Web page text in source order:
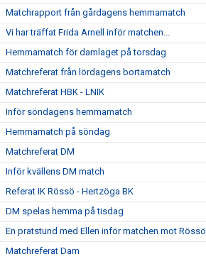
Matchrapport från gårdagens hemmamatch
Vi har träffat Frida Arnell inför matchen...
Hemmamatch för damlaget på torsdag
Matchreferat från lördagens bortamatch
Matchreferat HBK - LNIK
Inför söndagens hemmamatch
Hemmamatch på söndag
Matchreferat DM
Inför kvällens DM match
Referat IK Rössö - Hertzöga BK
DM spelas hemma på tisdag
En pratstund med Ellen inför matchen mot Rössö
Matchreferat Dam